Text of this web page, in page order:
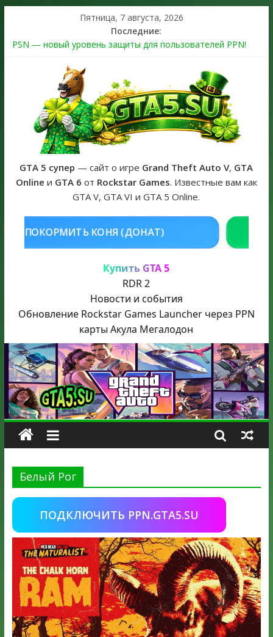
Пятница, 7 августа, 2026
Последние:
PSN — новый уровень защиты для пользователей PPN!
The Kortz Center Heist выйдет в GTA Online уже 14 июля
Регистрация в Rockstar Games Social Club ошибка #1.500.7:
как зарегистрировать аккаунт и войти без проблем в 2026
Получайте особые награды в GTA Online по программе
Fine Art Collector
GTA 6 официальная обложка игры и Предзаказ Grand Theft
Auto VI
GTA 5 супер — сайт о игре Grand Theft Auto V, GTA
Online и GTA 6 от Rockstar Games. Известные вам как
GTA V, GTA VI и GTA 5 Online.
(ДОНАТ)
Купить GTA 5
RDR 2
Новости и события
Обновление Rockstar Games Launcher через PPN
карты Акула Мегалодон
Белый Рог
ПОДКЛЮЧИТЬ PPN.GTA5.SU